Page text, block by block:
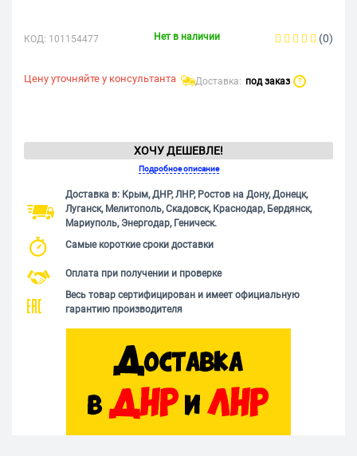
КОД: 101154477 Нет в наличии (0)
Цену уточняйте у консультанта Доставка: под заказ ?
ХОЧУ ДЕШЕВЛЕ!
Подробное описание
Доставка в: Крым, ДНР, ЛНР, Ростов на Дону, Донецк,
Луганск, Мелитополь, Скадовск, Краснодар, Бердянск,
Мариуполь, Энергодар, Геническ.
Самые короткие сроки доставки
Оплата при получении и проверке
Весь товар сертифицирован и имеет официальную
гарантию производителя